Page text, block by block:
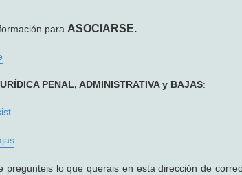
para ASOCIARSE.
PENAL, ADMINISTRATIVA y BAJAS:
lo que querais en esta dirección de